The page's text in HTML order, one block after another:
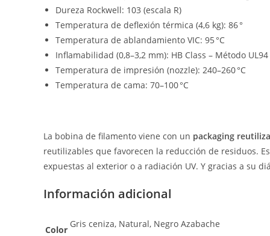
Dureza Rockwell: 103 (escala R)
Temperatura de deflexión térmica (4,6 kg): 86 °
Temperatura de ablandamiento VIC: 95 °C
Inflamabilidad (0,8–3,2 mm): HB Class – Método UL94
Temperatura de impresión (nozzle): 240–260 °C
Temperatura de cama: 70–100 °C
La bobina de filamento viene con un packaging
reutilizables que favorecen la reducción de residuos.
expuestas al exterior o a radiación UV. Y gracias a su
Información adicional
Color
Gris ceniza, Natural, Negro Azabache